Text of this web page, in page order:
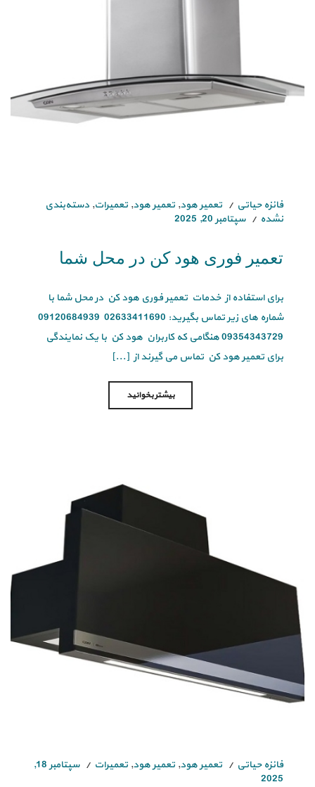
فائزه حیاتی تعمیر هود, تعمیر هود, تعمیرات, دسته‌بندی
نشده
سپتامبر 20, 2025
تعمیر فوری هود کن در محل شما
برای استفاده از خدمات تعمیر فوری هود کن در محل شما با
09354343729 هنگامی که کاربران هود کن با یک نمایندگی
برای تعمیر هود کن تماس می گیرند از [...]
بیشتر بخوانید
فائزه حیاتی تعمیر هود, تعمیر هود, تعمیرات
سپتامبر 18,
2025